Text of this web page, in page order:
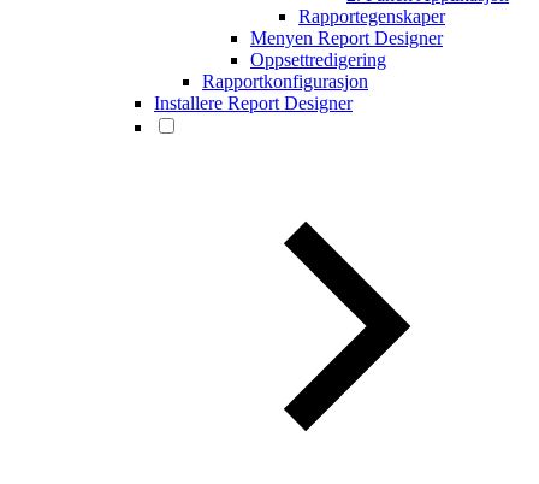
Rapportegenskaper
Menyen Report Designer
Oppsettredigering
Rapportkonfigurasjon
Installere Report Designer